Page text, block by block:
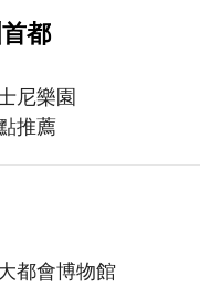
都
尼樂園
推薦
都會博物館